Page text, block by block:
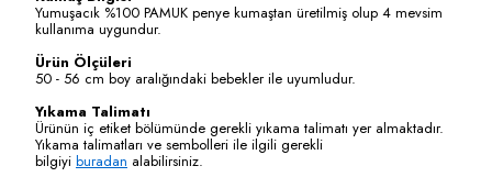
Yumuşacık %100 PAMUK penye kumaştan üretilmiş olup 4 mevsim
kullanıma uygundur.
Ürün Ölçüleri
50 - 56 cm boy aralığındaki bebekler ile uyumludur.
Yıkama Talimatı
Ürünün iç etiket bölümünde gerekli yıkama talimatı yer almaktadır.
Yıkama talimatları ve sembolleri ile ilgili gerekli
bilgiyi buradan alabilirsiniz.